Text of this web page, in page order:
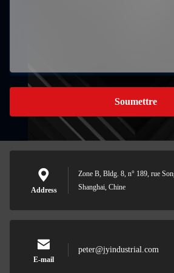
Soumettre
Address
Zone B, Bldg. 8, n° 189, rue
Shanghai, Chine
E-mail
peter@jyindustrial.com